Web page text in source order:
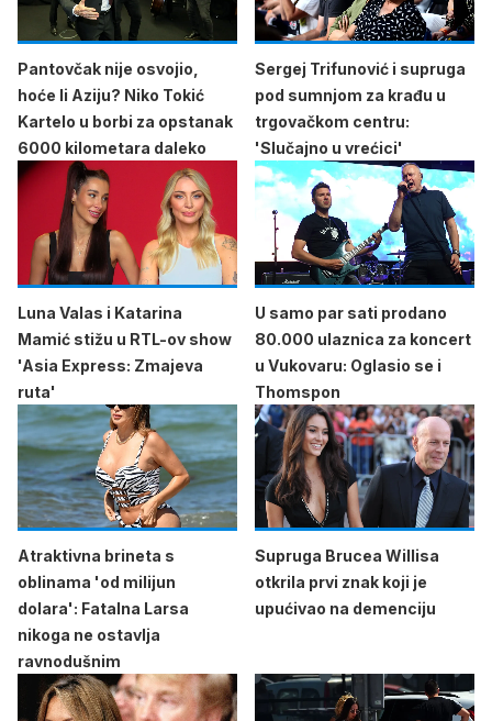
Pantovčak nije osvojio,
hoće li Aziju? Niko Tokić
Kartelo u borbi za opstanak
6000 kilometara daleko
Sergej Trifunović i supruga
pod sumnjom za krađu u
trgovačkom centru:
'Slučajno u vrećici'
Luna Valas i Katarina
Mamić stižu u RTL-ov show
'Asia Express: Zmajeva
ruta'
U samo par sati prodano
80.000 ulaznica za koncert
u Vukovaru: Oglasio se i
Thomspon
Atraktivna brineta s
oblinama 'od milijun
dolara': Fatalna Larsa
nikoga ne ostavlja
ravnodušnim
Supruga Brucea Willisa
otkrila prvi znak koji je
upućivao na demenciju